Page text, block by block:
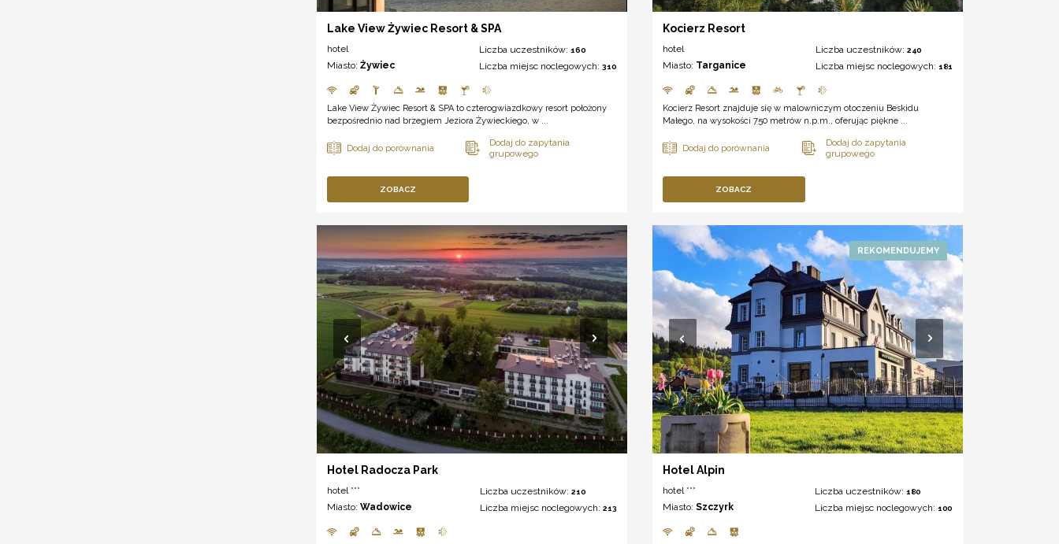
Lake View Żywiec Resort & SPA
hotel
Miasto: Żywiec
Liczba uczestników:160
Liczba miejsc noclegowych:310
Lake View Żywiec Resort & SPA to czterogwiazdkowy resort położony
bezpośrednio nad brzegiem Jeziora Żywieckiego, w ...
ZOBACZ
Kocierz Resort
hotel
Miasto: Targanice
Liczba uczestników: 240
Liczba miejsc noclegowych: 181
Kocierz Resort znajduje się w malowniczym otoczeniu Beskidu
Małego, na wysokości 750 metrów n.p.m., oferując piękne ...
ZOBACZ
Hotel Radocza Park
hotel ***
Miasto: Wadowice
Liczba uczestników:210
Liczba miejsc noclegowych:213
Hotel Alpin
hotel ***
Miasto:Szczyrk
Liczba uczestników: 180
Liczba miejsc noclegowych: 100